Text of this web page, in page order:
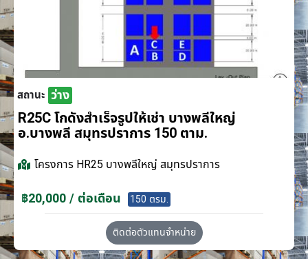
สถานะ ว่าง
R25C โกดังสำเร็จรูปให้เช่า บางพลีใหญ่
อ.บางพลี สมุทรปราการ 150 ตาม.
โครงการ HR25 บางพลีใหญ่ สมุทรปราการ
฿20,000 / ต่อเดือน 150 ตรม.
ติดต่อตัวแทนจำหน่าย